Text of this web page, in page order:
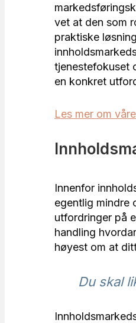
vet at den som
praktiske
tjenestefokuset
en konkret
Les mer om
Innenfor
egentlig mindre
utfordringer på
handling
høyest om at
Du skal